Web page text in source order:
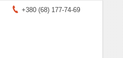
+380 (68) 177-74-69